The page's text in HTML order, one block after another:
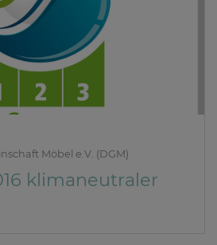
Möbel e.V. (DGM)
klimaneutraler